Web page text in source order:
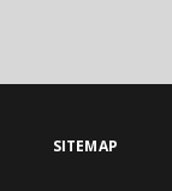
SITEMAP